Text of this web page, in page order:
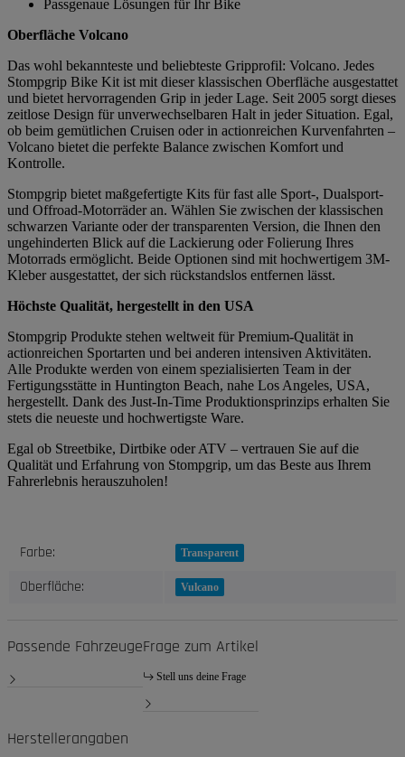
Passgenaue Lösungen für Ihr Bike
Oberfläche Volcano
Das wohl bekannteste und beliebteste Gripprofil: Volcano. Jedes
Stompgrip Bike Kit ist mit dieser klassischen Oberfläche ausgestattet
und bietet hervorragenden Grip in jeder Lage. Seit 2005 sorgt dieses
zeitlose Design für unverwechselbaren Halt in jeder Situation. Egal,
ob beim gemütlichen Cruisen oder in actionreichen Kurvenfahrten –
Volcano bietet die perfekte Balance zwischen Komfort und
Kontrolle.
Stompgrip bietet maßgefertigte Kits für fast alle Sport-, Dualsport-
und Offroad-Motorräder an. Wählen Sie zwischen der klassischen
schwarzen Variante oder der transparenten Version, die Ihnen den
ungehinderten Blick auf die Lackierung oder Folierung Ihres
Motorrads ermöglicht. Beide Optionen sind mit hochwertigem 3M-
Kleber ausgestattet, der sich rückstandslos entfernen lässt.
Höchste Qualität, hergestellt in den USA
Stompgrip Produkte stehen weltweit für Premium-Qualität in
actionreichen Sportarten und bei anderen intensiven Aktivitäten.
Alle Produkte werden von einem spezialisierten Team in der
Fertigungsstätte in Huntington Beach, nahe Los Angeles, USA,
hergestellt. Dank des Just-In-Time Produktionsprinzips erhalten Sie
stets die neueste und hochwertigste Ware.
Egal ob Streetbike, Dirtbike oder ATV – vertrauen Sie auf die
Qualität und Erfahrung von Stompgrip, um das Beste aus Ihrem
Fahrerlebnis herauszuholen!
Produkteigenschaft
Wert
Farbe: Transparent
Oberfläche: Vulcano
Passende FahrzeugeFrage zum Artikel
Stell uns deine Frage
Herstellerangaben